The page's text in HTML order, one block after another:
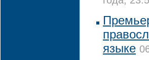
языке